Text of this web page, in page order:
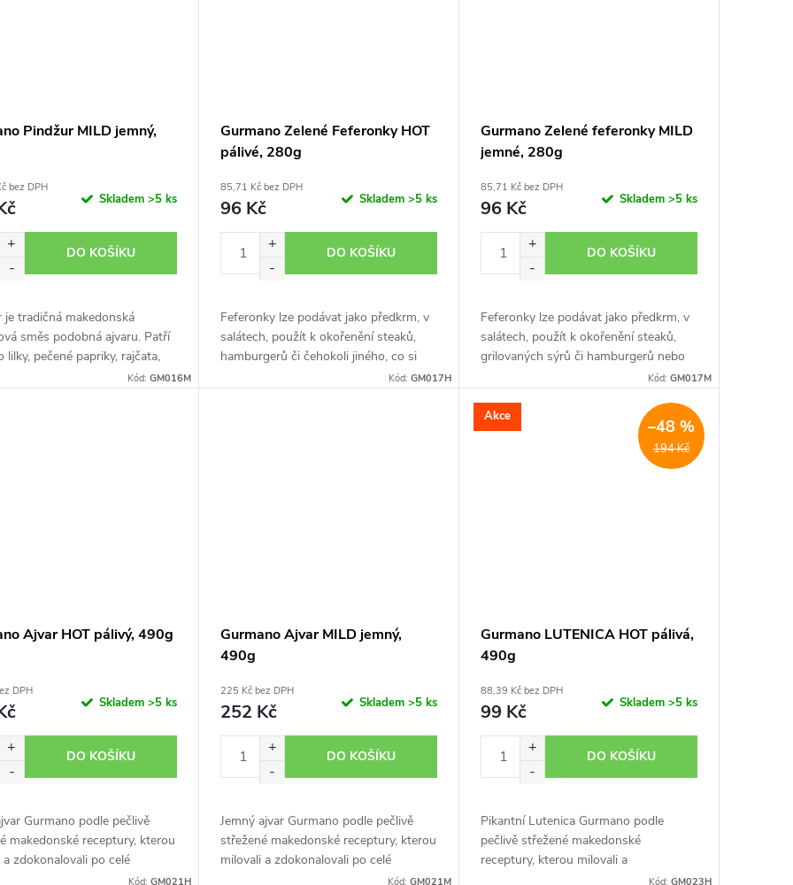
Pindžur MILD jemný,
bez DPH
Skladem >5 ks
DO KOŠÍKU
je tradičná makedonská
směs podobná ajvaru. Patří
lilky, pečené papriky, rajčata,
a olej. Tato neodolatelnáKód: GM016M
Gurmano Zelené Feferonky HOT
pálivé, 280g
85,71 Kč bez DPH
96 Kč Skladem >5 ks
DO KOŠÍKU
Feferonky lze podávat jako předkrm, v
salátech, použít k okořenění steaků,
hamburgerů či čehokoli jiného, co si
Kód: GM017H
Gurmano Zelené feferonky MILD
jemné, 280g
85,71 Kč bez DPH
96 Kč Skladem >5 ks
DO KOŠÍKU
Feferonky lze podávat jako předkrm, v
salátech, použít k okořenění steaků,
grilovaných sýrů či hamburgerů nebo
čehokoli jiného, co si jen dokážete
Kód: GM017M
Ajvar HOT pálivý, 490g
DPH
Skladem >5 ks
DO KOŠÍKU
Gurmano podle pečlivě
makedonské receptury, kterou
a zdokonalovali po celé
Nezaměnitelná chuť jihu s
Kód: GM021H
Gurmano Ajvar MILD jemný,
490g
225 Kč bez DPH
252 Kč Skladem >5 ks
DO KOŠÍKU
Jemný ajvar Gurmano podle pečlivě
střežené makedonské receptury, kterou
milovali a zdokonalovali po celé
generace. Nezaměnitelná chuť jihu s
Kód: GM021M
Akce
194 Kč
–48 %
Gurmano LUTENICA HOT pálivá,
490g
88,39 Kč bez DPH
99 Kč Skladem >5 ks
DO KOŠÍKU
Pikantní Lutenica Gurmano podle
pečlivě střežené makedonské
receptury, kterou milovali a
zdokonalovali po celé generace.Kód: GM023H